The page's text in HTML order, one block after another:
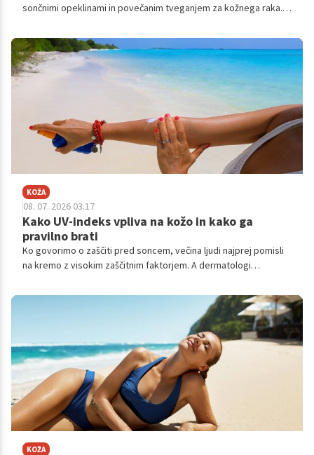
sončnimi opeklinami in povečanim tveganjem za kožnega raka.
vplivajo le na kožo – vplivajo tudi na naš imunski sistem.
KOŽA
08. 07. 2026 03.17
Kako UV-indeks vpliva na kožo in kako ga
pravilno brati
Ko govorimo o zaščiti pred soncem, večina ljudi najprej pomisli
na kremo z visokim zaščitnim faktorjem. A dermatologi
še pomembnejši podatek UV-indeks.
KOŽA